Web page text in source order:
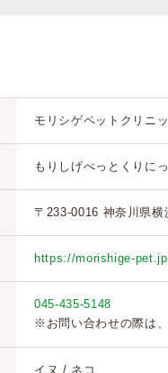
モリシゲペットクリニ
もりしげぺっとくりにっ
〒233-0016 神奈川県
https://morishige-pet.jp
045-435-5148
※お問い合わせの際は
イヌ / ネコ